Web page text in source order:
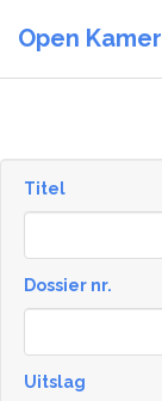
Open Kamer
Titel
Dossier nr.
Uitslag